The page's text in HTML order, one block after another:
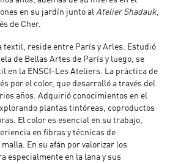
en su jardín junto al Atelier Shadauk,
de Cher.
textil, reside entre París y Arles. Estudió
de Bellas Artes de París y luego, se
en la ENSCI-Les Ateliers. La práctica de
por el color, que desarrolló a través del
años. Adquirió conocimientos en el
plantas tintóreas, coproductos
El color es esencial en su trabajo,
en fibras y técnicas de
En su afán por valorizar los
especialmente en la lana y sus